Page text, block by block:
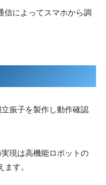
信によってスマホから調
立振子を製作し動作確認
実現は高機能ロボットの
す。